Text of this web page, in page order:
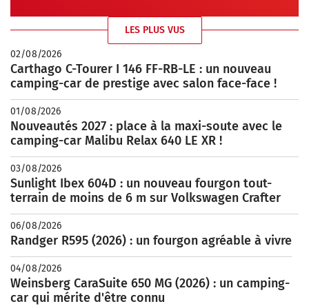
LES PLUS VUS
02/08/2026
Carthago C-Tourer I 146 FF-RB-LE : un nouveau
camping-car de prestige avec salon face-face !
01/08/2026
Nouveautés 2027 : place à la maxi-soute avec le
camping-car Malibu Relax 640 LE XR !
03/08/2026
Sunlight Ibex 604D : un nouveau fourgon tout-
terrain de moins de 6 m sur Volkswagen Crafter
06/08/2026
Randger R595 (2026) : un fourgon agréable à vivre
04/08/2026
Weinsberg CaraSuite 650 MG (2026) : un camping-
car qui mérite d'être connu